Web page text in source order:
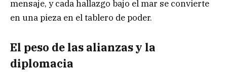
mensaje, y cada hallazgo bajo el mar se convierte
en una pieza en el tablero de poder.
El peso de las alianzas y la
diplomacia